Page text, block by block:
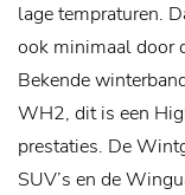
lage tempraturen.
ook minimaal door
Bekende
WH2, dit is een
prestaties. De
SUV’s en de